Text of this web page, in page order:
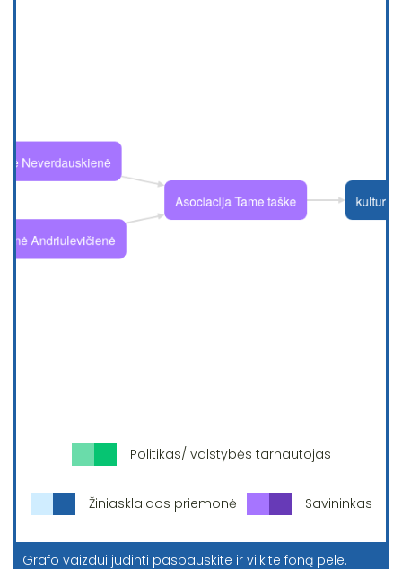
Politikas/ valstybės tarnautojas
Žiniasklaidos priemonė Savininkas
Grafo vaizdui judinti paspauskite ir vilkite foną pele.